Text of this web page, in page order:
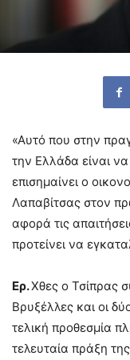
«Αυτό που στην
την Ελλάδα είναι
επισημαίνει ο
Λαπαβίτσας στον
αφορά τις
προτείνει να
Ερ.Χθες ο Τσίπρας
Βρυξέλλες και οι
τελική προθεσμία
τελευταία πράξη